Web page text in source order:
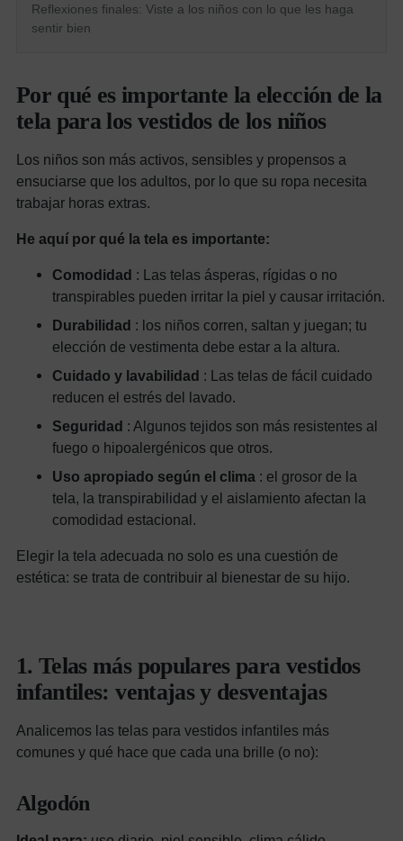
Reflexiones finales: Viste a los niños con lo que les haga
sentir bien
Por qué es importante la elección de la
tela para los vestidos de los niños
Los niños son más activos, sensibles y propensos a
ensuciarse que los adultos, por lo que su ropa necesita
trabajar horas extras.
He aquí por qué la tela es importante:
Comodidad : Las telas ásperas, rígidas o no
transpirables pueden irritar la piel y causar irritación.
Durabilidad : los niños corren, saltan y juegan; tu
elección de vestimenta debe estar a la altura.
Cuidado y lavabilidad : Las telas de fácil cuidado
reducen el estrés del lavado.
Seguridad : Algunos tejidos son más resistentes al
fuego o hipoalergénicos que otros.
Uso apropiado según el clima : el grosor de la
tela, la transpirabilidad y el aislamiento afectan la
comodidad estacional.
Elegir la tela adecuada no solo es una cuestión de
estética: se trata de contribuir al bienestar de su hijo.
1. Telas más populares para vestidos
infantiles: ventajas y desventajas
Analicemos las telas para vestidos infantiles más
comunes y qué hace que cada una brille (o no):
Algodón